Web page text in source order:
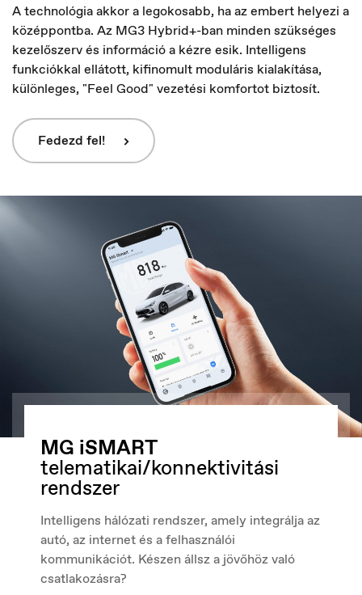
Hungary
Magyar
Ísland
Íslenska
A technológia akkor a legokosabb, ha az embert helyezi a
középpontba. Az MG3 Hybrid+-ban minden szükséges
kezelőszerv és információ a kézre esik. Intelligens
funkciókkal ellátott, kifinomult moduláris kialakítása,
különleges, "Feel Good" vezetési komfortot biztosít.
Fedezd fel!
MG iSMART
telematikai/konnektivitási
rendszer
Intelligens hálózati rendszer, amely integrálja az
autó, az internet és a felhasználói
kommunikációt. Készen állsz a jövőhöz való
csatlakozásra?